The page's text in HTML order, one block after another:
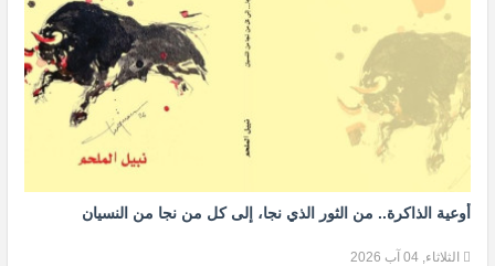
أوعية الذاكرة.. من الثور الذي نجا، إلى كل من نجا من النسيان
الثلاثاء, 04 آب 2026